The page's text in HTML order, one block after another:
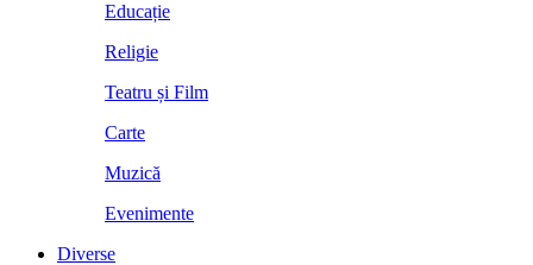
Educație
Religie
Teatru și Film
Carte
Muzică
Evenimente
Diverse